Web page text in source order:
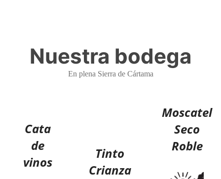
Nuestra bodega
En plena Sierra de Cártama
Cata
de
vinos
Tinto
Crianza
Moscatel
Seco
Roble